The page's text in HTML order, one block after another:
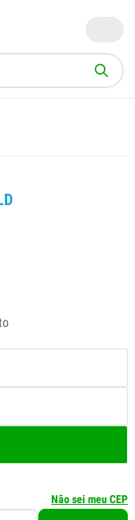
Não sei meu CEP